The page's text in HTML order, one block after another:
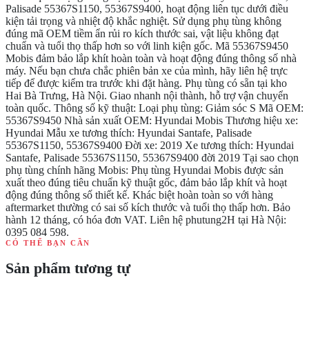
Palisade 55367S1150, 55367S9400, hoạt động liên tục dưới điều
kiện tải trọng và nhiệt độ khắc nghiệt. Sử dụng phụ tùng không
đúng mã OEM tiềm ẩn rủi ro kích thước sai, vật liệu không đạt
chuẩn và tuổi thọ thấp hơn so với linh kiện gốc. Mã 55367S9450
Mobis đảm bảo lắp khít hoàn toàn và hoạt động đúng thông số nhà
máy. Nếu bạn chưa chắc phiên bản xe của mình, hãy liên hệ trực
tiếp để được kiểm tra trước khi đặt hàng. Phụ tùng có sẵn tại kho
Hai Bà Trưng, Hà Nội. Giao nhanh nội thành, hỗ trợ vận chuyển
toàn quốc. Thông số kỹ thuật: Loại phụ tùng: Giảm sóc S Mã OEM:
55367S9450 Nhà sản xuất OEM: Hyundai Mobis Thương hiệu xe:
Hyundai Mẫu xe tương thích: Hyundai Santafe, Palisade
55367S1150, 55367S9400 Đời xe: 2019 Xe tương thích: Hyundai
Santafe, Palisade 55367S1150, 55367S9400 đời 2019 Tại sao chọn
phụ tùng chính hãng Mobis: Phụ tùng Hyundai Mobis được sản
xuất theo đúng tiêu chuẩn kỹ thuật gốc, đảm bảo lắp khít và hoạt
động đúng thông số thiết kế. Khác biệt hoàn toàn so với hàng
aftermarket thường có sai số kích thước và tuổi thọ thấp hơn. Bảo
hành 12 tháng, có hóa đơn VAT. Liên hệ phutung2H tại Hà Nội:
0395 084 598.
CÓ THỂ BẠN CẦN
Sản phẩm tương tự